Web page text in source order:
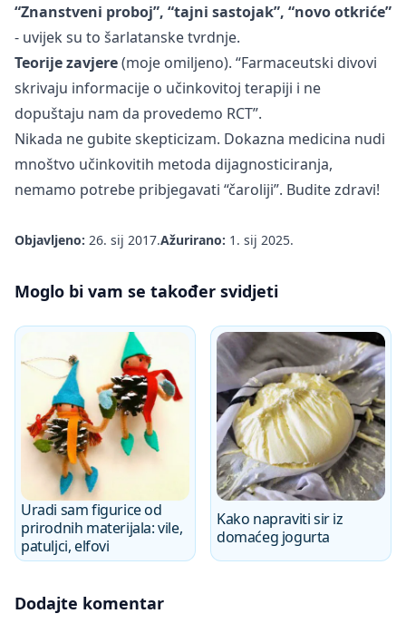
“Znanstveni proboj”, “tajni sastojak”, “novo otkriće”
- uvijek su to šarlatanske tvrdnje.
Teorije zavjere(moje omiljeno). “Farmaceutski divovi
skrivaju informacije o učinkovitoj terapiji i ne
dopuštaju nam da provedemo RCT”.
Nikada ne gubite skepticizam. Dokazna medicina nudi
mnoštvo učinkovitih metoda dijagnosticiranja,
nemamo potrebe pribjegavati “čaroliji”. Budite zdravi!
Objavljeno: 26. sij 2017.Ažurirano: 1. sij 2025.
Moglo bi vam se također svidjeti
Uradi sam figurice od
prirodnih materijala: vile,
patuljci, elfovi
Kako napraviti sir iz
domaćeg jogurta
Dodajte komentar